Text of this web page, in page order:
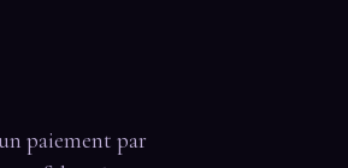
paiement par